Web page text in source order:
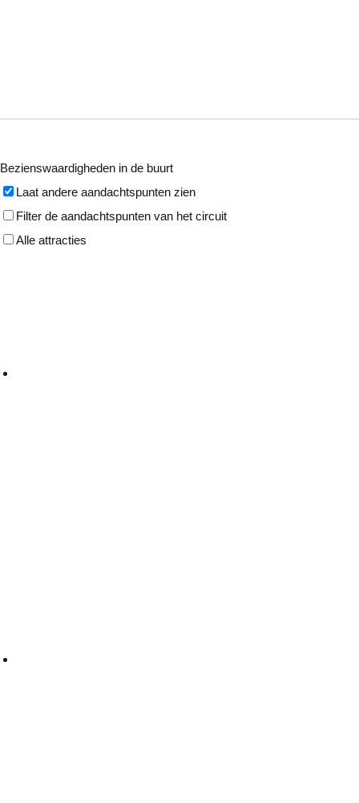
Bezienswaardigheden in de buurt
Laat andere aandachtspunten zien
Filter de aandachtspunten van het circuit
Alle attracties